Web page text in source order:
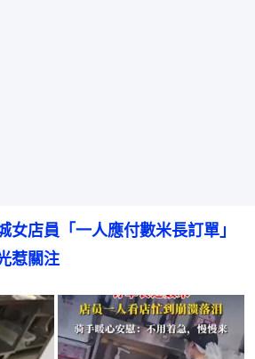
女店員「一人應付數米長訂單」
惹關注